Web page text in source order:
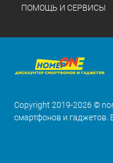
ПОМОЩЬ И СЕРВИСЫ
Copyright 2019-2026 ©
смартфонов и гаджетов.